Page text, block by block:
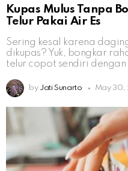
Kupas Mulus Tanpa
Telur Pakai Air Es
Sering kesal karena
dikupas? Yuk, bongkar
telur copot sendiri dengan
by Jati Sunarto May 30,